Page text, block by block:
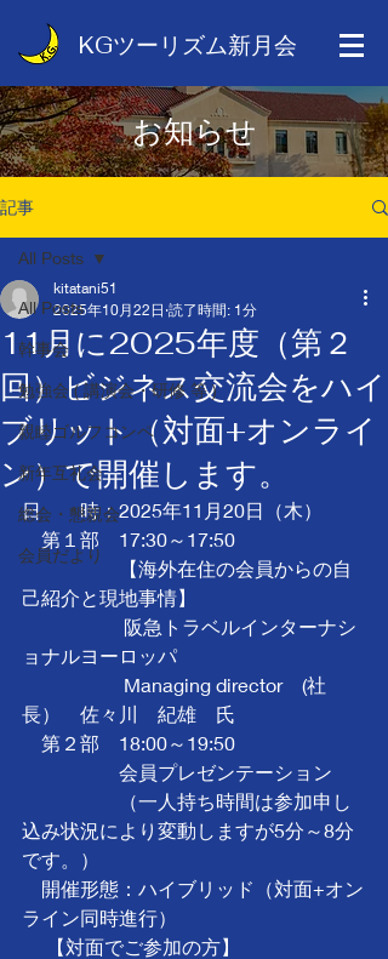
KGツーリズム新月会
お知らせ
記事
All Posts
幹事会
勉強会 ( 講演会・研修 等 )
親睦ゴルフコンペ
新年互礼会
総会・懇親会
会員だより
All Posts
11月に2025年度（第２
回）ビジネス交流会をハイ
ブリット（対面+オンライ
ン）で開催します。
kitatani51
2025年10月22日 読了時間: 1分
日　　時：2025年11月20日（木）
第１部　17:30～17:50
【海外在住の会員からの自
己紹介と現地事情】
阪急トラベルインターナシ
ョナルヨーロッパ
Managing director　(社
長）　佐々川　紀雄　氏
第２部　18:00～19:50
会員プレゼンテーション
（一人持ち時間は参加申し
込み状況により変動しますが5分～8分
です。）
開催形態：ハイブリッド（対面+オン
ライン同時進行）
【対面でご参加の方】